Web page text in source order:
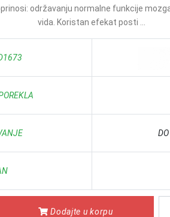
održavanju normalne funkcije
vida. Koristan efekat posti ...
Dodajte u korpu